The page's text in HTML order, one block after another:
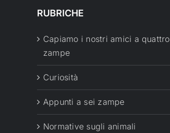
RUBRICHE
Capiamo i nostri amici a quattro
zampe
Curiosità
Appunti a sei zampe
Normative sugli animali